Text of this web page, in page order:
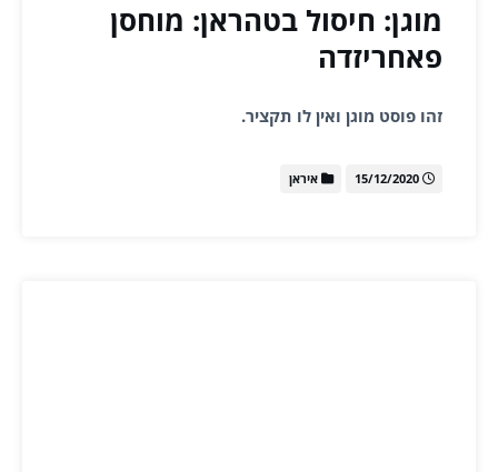
מוגן: חיסול בטהראן: מוחסן
פאחריזדה
זהו פוסט מוגן ואין לו תקציר.
15/12/2020 איראן